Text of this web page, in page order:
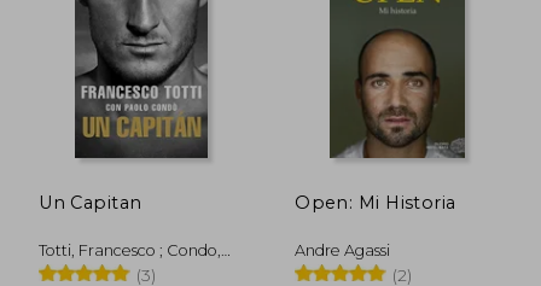
dcto. dcto.
Un Capitan
Totti, Francesco ; Condo,
Paolo
(3)
Open: Mi Historia
Andre Agassi
(2)